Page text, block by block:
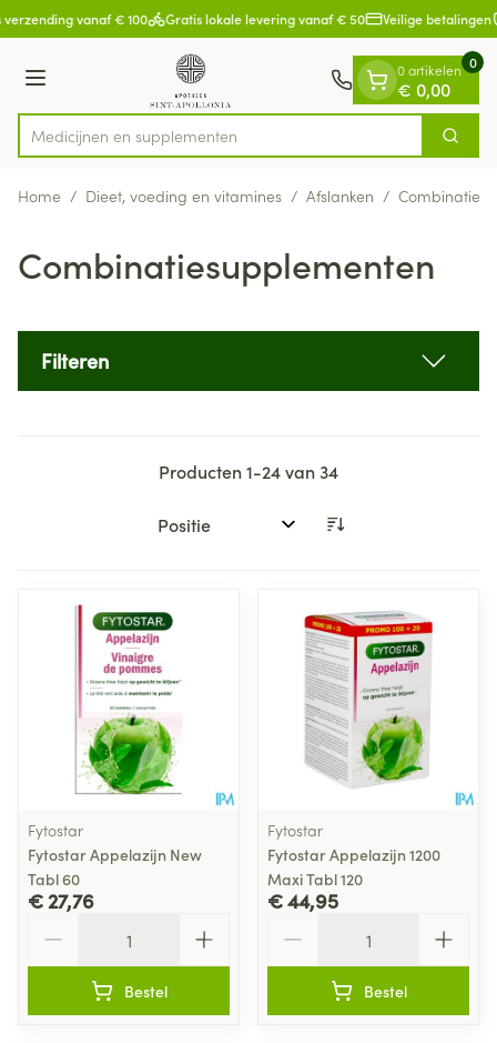
Ga naar de inhoud
1 van 1 vanaf € 100 Gratis lokale levering vanaf € 50 Veilige betalingen
Menu
Product, merk, categorie...
Medicijne Zoek
0 artikelen
€ 0,00
0
Home / Dieet, voeding en vitamines / Afslanken /
Combinatiesupplementen
Filteren
Producten1-24van34
Sorteer op:
Fytostar
Fytostar Appelazijn New
Tabl 60
€ 27,76
Bestel
Fytostar
Fytostar Appelazijn 1200
Maxi Tabl 120
€ 44,95
Bestel